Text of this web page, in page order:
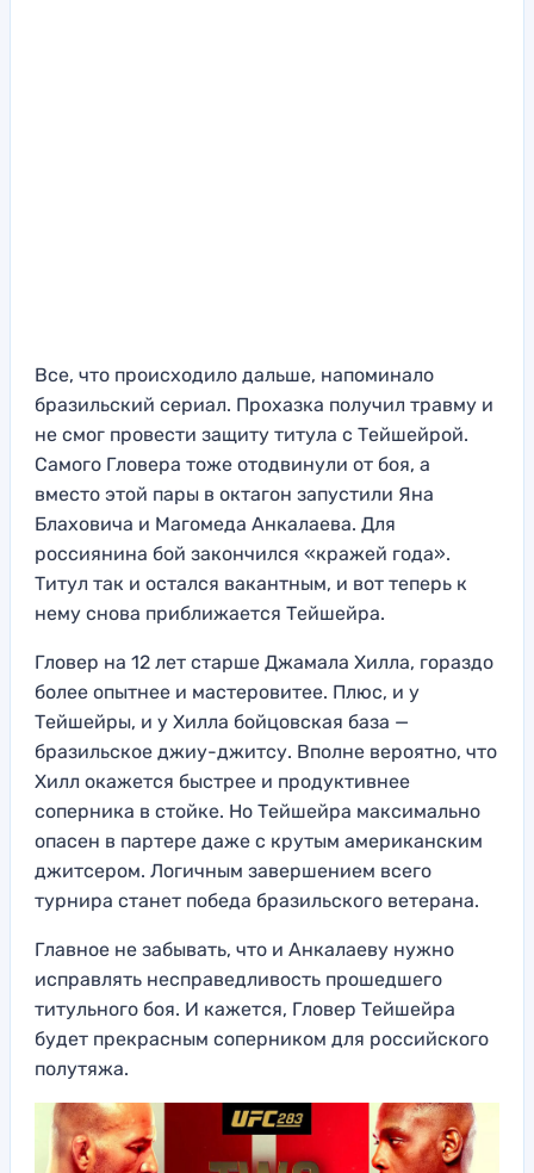
Все, что происходило дальше, напоминало
бразильский сериал. Прохазка получил травму и
не смог провести защиту титула с Тейшейрой.
Самого Гловера тоже отодвинули от боя, а
вместо этой пары в октагон запустили Яна
Блаховича и Магомеда Анкалаева. Для
россиянина бой закончился «кражей года».
Титул так и остался вакантным, и вот теперь к
нему снова приближается Тейшейра.
Гловер на 12 лет старше Джамала Хилла, гораздо
более опытнее и мастеровитее. Плюс, и у
Тейшейры, и у Хилла бойцовская база —
бразильское джиу-джитсу. Вполне вероятно, что
Хилл окажется быстрее и продуктивнее
соперника в стойке. Но Тейшейра максимально
опасен в партере даже с крутым американским
джитсером. Логичным завершением всего
турнира станет победа бразильского ветерана.
Главное не забывать, что и Анкалаеву нужно
исправлять несправедливость прошедшего
титульного боя. И кажется, Гловер Тейшейра
будет прекрасным соперником для российского
полутяжа.